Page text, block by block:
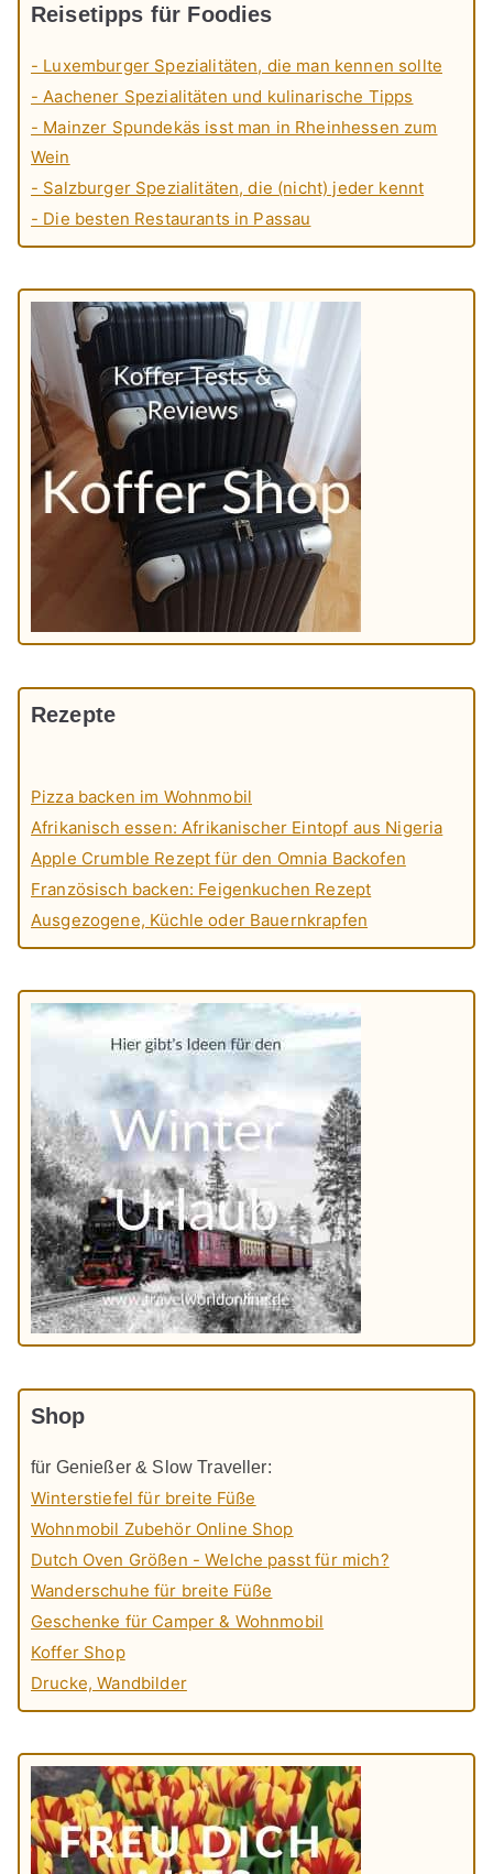
Reisetipps für Foodies
- Luxemburger Spezialitäten, die man kennen sollte
- Aachener Spezialitäten und kulinarische Tipps
- Mainzer Spundekäs isst man in Rheinhessen zum
Wein
- Salzburger Spezialitäten, die (nicht) jeder kennt
- Die besten Restaurants in Passau
Rezepte
Pizza backen im Wohnmobil
Afrikanisch essen: Afrikanischer Eintopf aus Nigeria
Apple Crumble Rezept für den Omnia Backofen
Französisch backen: Feigenkuchen Rezept
Ausgezogene, Küchle oder Bauernkrapfen
Shop
für Genießer & Slow Traveller:
Winterstiefel für breite Füße
Wohnmobil Zubehör Online Shop
Dutch Oven Größen - Welche passt für mich?
Wanderschuhe für breite Füße
Geschenke für Camper & Wohnmobil
Koffer Shop
Drucke, Wandbilder